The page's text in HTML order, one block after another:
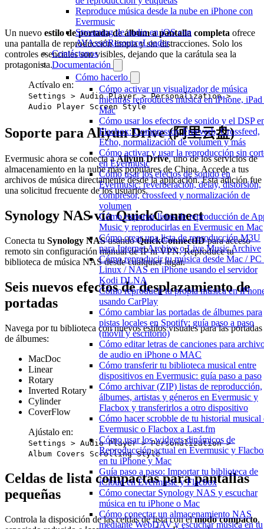
Reproduce música desde la nube en iPhone con
Evermusic
Streaming de audio en iOS con
AVAssetResourceLoader
Contáctanos
Documentación
Cómo hacerlo
Cómo activar un visualizador de música
mientras reproduces música en iPhone,
Mac
Cómo usar los efectos de sonido y el DSP
Flacbox: Compressor, Freeverb, Crossfeed,
Echo, normalización de volumen y más
Cómo activar y usar la reproducción sin
en Evermusic
Cómo usar los efectos de sonido en
Evermusic: reverberación, delay, distorsión,
compresor, crossfeed y normalización de
volumen
Cómo exportar listas de reproducción de
Music y reproducirlas en Evermusic en Mac
Cómo crear una lista de reproducción M3U
para Internet Archive o Live Music Archive
Cómo reproducir tu música desde Mac / PC
Linux / NAS en iPhone usando el servidor
Kodi DLNA
Cómo reproducir tu propia música en
usando CarPlay
Cómo cambiar las portadas de álbumes para
pistas locales en Spotify: guía paso a paso
(móvil y escritorio)
Cómo editar letras de canciones para
de audio en iPhone o MAC
Cómo transferir tu biblioteca musical entre
dispositivos en Evermusic: guía paso a paso
Cómo archivar (ZIP) listas de reproducción,
álbumes, artistas y géneros en Evermusic y
Flacbox y transferirlos a otro dispositivo
Cómo hacer scrobble de tu historial musical
Evermusic o Flacbox a Last.fm
Cómo usar los widgets dinámicos de
Reproducción actual en Evermusic y
en tu iPhone y Mac
Guía paso a paso: Importar tu biblioteca de
iCloud en Evermusic y Flacbox
Cómo conectar Synology NAS y escuchar
música en tu iPhone o Mac
Cómo conectar un almacenamiento NAS
mediante WebDAV y escuchar música en tu
Un nuevo estilo de portada de álbum a pantalla completa ofrece
una pantalla de reproducción limpia y sin distracciones. Solo los
controles esenciales son visibles, dejando que la carátula sea la
protagonista.
Actívalo en:
Settings > Audio Player > Personalization >
Audio Player Screen Style
Soporte para Aliyun Drive (阿里云盘)
Evermusic ahora se conecta aAliyun Drive, uno de los servicios de
almacenamiento en la nube más populares de China. Accede a tus
archivos de música directamente desde la aplicación. Esta adición fue
una solicitud frecuente de los usuarios.
Synology NAS vía QuickConnect
Conecta tu Synology NASusandoQuickConnectIDpara acceso
remoto sin configuración manual de IP ni VPN. Reproduce tu
biblioteca de música NAS desde cualquier lugar.
Seis nuevos efectos de desplazamiento de
portadas
Navega por tu biblioteca con nuevos estilos visuales para las portadas
de álbumes:
MacDoc
Linear
Rotary
Inverted Rotary
Cylinder
CoverFlow
Ajústalo en:
Settings > Audio Player > Personalization >
Album Covers Scrolling Style
Celdas de lista compactas para pantallas
pequeñas
Controla la disposición de las celdas de lista con elmodo compacto,